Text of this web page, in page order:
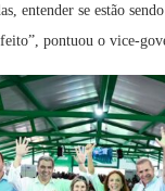
entender se estão
pontuou o vice-